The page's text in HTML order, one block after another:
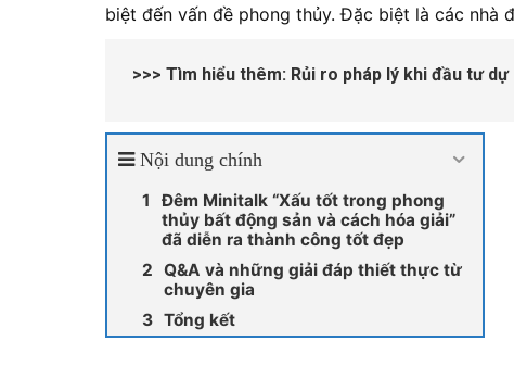
biệt đến vấn đề phong thủy. Đặc biệt là các nhà
>>> Tìm hiểu thêm: Rủi ro pháp lý khi đầu tư
Nội dung chính
Đêm Minitalk “Xấu tốt trong phong
thủy bất động sản và cách hóa giải”
đã diễn ra thành công tốt đẹp
Q&A và những giải đáp thiết thực từ
chuyên gia
Tổng kết